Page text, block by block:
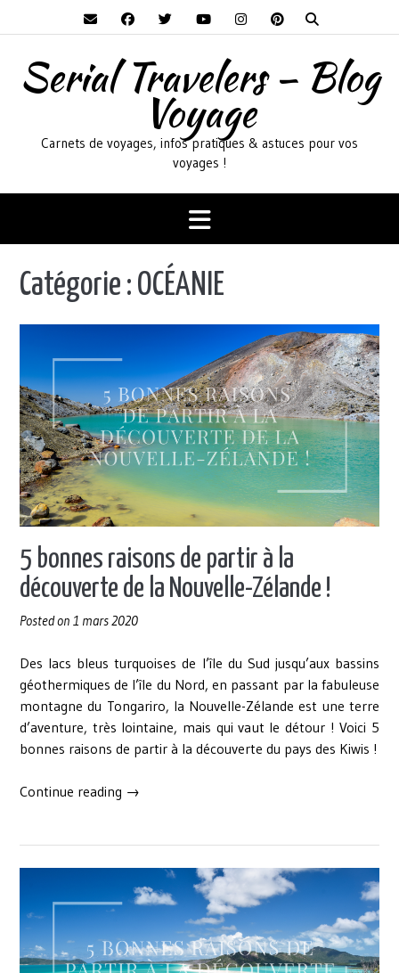
to
Serial Travelers – Blog
Voyage
Carnets de voyages, infos pratiques & astuces pour vos
voyages !
Catégorie : OCÉANIE
5 bonnes raisons de partir à la
découverte de la Nouvelle-Zélande !
Posted on 1 mars 2020
Des lacs bleus turquoises de l’île du Sud jusqu’aux bassins
géothermiques de l’île du Nord, en passant par la fabuleuse
montagne du Tongariro, la Nouvelle-Zélande est une terre
d’aventure, très lointaine, mais qui vaut le détour ! Voici 5
bonnes raisons de partir à la découverte du pays des Kiwis !
Continue reading « 5
à
découverte
de
→